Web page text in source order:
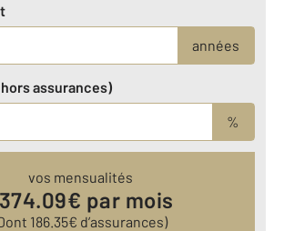
années
assurances)
%
vos mensualités
5374.09€ par mois
186.35€ d’assurances)